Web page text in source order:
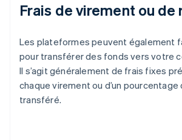
Frais de virement ou
Les plateformes peuvent également
pour transférer des fonds vers votre
Il s’agit généralement de frais fixes
chaque virement ou d’un
transféré.